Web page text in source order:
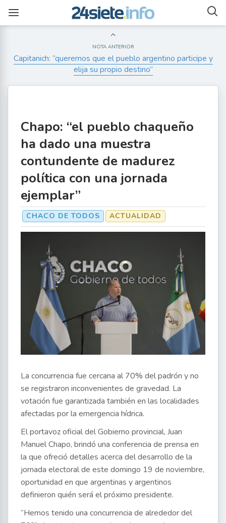
NOTA ANTERIOR
Capitanich: “queremos que el pueblo argentino participe y
elija su propio destino”
Chapo: “el pueblo chaqueño
ha dado una muestra
contundente de madurez
política con una jornada
ejemplar”
CHACO DE TODOS ACTUALIDAD
La concurrencia fue cercana al 70% del padrón y no
se registraron inconvenientes de gravedad. La
votación fue garantizada también en las localidades
afectadas por la emergencia hídrica.
El portavoz oficial del Gobierno provincial, Juan
Manuel Chapo, brindó una conferencia de prensa en
la que ofreció detalles acerca del desarrollo de la
jornada electoral de este domingo 19 de noviembre,
oportunidad en que argentinas y argentinos
definieron quién será el próximo presidente.
“Hemos tenido una concurrencia de alrededor del